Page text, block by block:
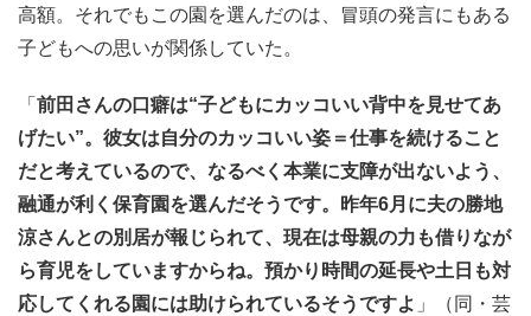
高額。それでもこの園を選んだのは、冒頭の発言にもある
子どもへの思いが関係していた。
「 前田さんの口癖は“子どもにカッコいい背中を見せてあ
げたい”。彼女は自分のカッコいい姿＝仕事を続けること
だと考えているので、なるべく本業に支障が出ないよう、
融通が利く保育園を選んだそうです。昨年6月に夫の勝地
涼さんとの別居が報じられて、現在は母親の力も借りなが
ら育児をしていますからね。預かり時間の延長や土日も対
応してくれる園には助けられているそうですよ 」（同・芸